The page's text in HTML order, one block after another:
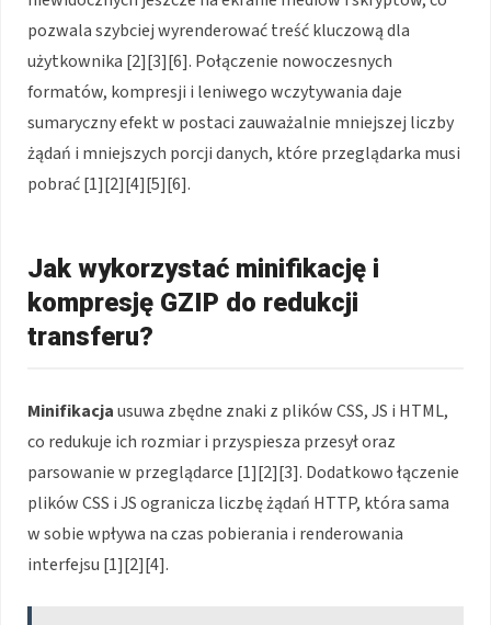
pozwala szybciej wyrenderować treść kluczową dla
użytkownika [2][3][6]. Połączenie nowoczesnych
formatów, kompresji i leniwego wczytywania daje
sumaryczny efekt w postaci zauważalnie mniejszej liczby
żądań i mniejszych porcji danych, które przeglądarka musi
pobrać [1][2][4][5][6].
Jak wykorzystać minifikację i
kompresję GZIP do redukcji
transferu?
Minifikacjausuwa zbędne znaki z plików CSS, JS i HTML,
co redukuje ich rozmiar i przyspiesza przesył oraz
parsowanie w przeglądarce [1][2][3]. Dodatkowo łączenie
plików CSS i JS ogranicza liczbę żądań HTTP, która sama
w sobie wpływa na czas pobierania i renderowania
interfejsu [1][2][4].